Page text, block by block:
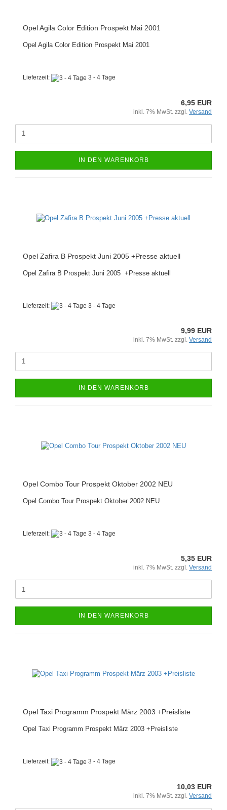
Opel Agila Color Edition Prospekt Mai 2001
Opel Agila Color Edition Prospekt Mai 2001
Lieferzeit: 3 - 4 Tage
6,95 EUR
inkl. 7% MwSt. zzgl. Versand
IN DEN WARENKORB
Opel Zafira B Prospekt Juni 2005 +Presse aktuell
Opel Zafira B Prospekt Juni 2005 +Presse aktuell
Lieferzeit: 3 - 4 Tage
9,99 EUR
inkl. 7% MwSt. zzgl. Versand
IN DEN WARENKORB
Opel Combo Tour Prospekt Oktober 2002 NEU
Opel Combo Tour Prospekt Oktober 2002 NEU
Lieferzeit: 3 - 4 Tage
5,35 EUR
inkl. 7% MwSt. zzgl. Versand
IN DEN WARENKORB
Opel Taxi Programm Prospekt März 2003 +Preisliste
Opel Taxi Programm Prospekt März 2003 +Preisliste
Lieferzeit: 3 - 4 Tage
10,03 EUR
inkl. 7% MwSt. zzgl. Versand